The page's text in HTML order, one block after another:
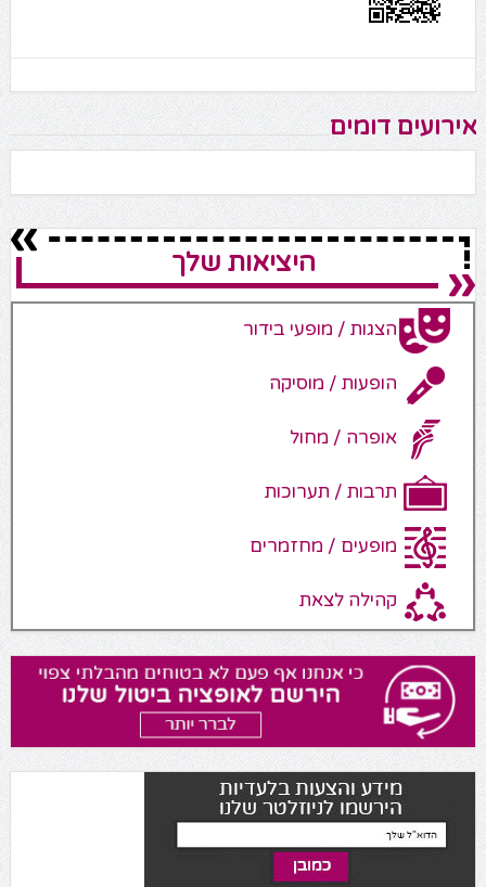
אירועים דומים
היציאות שלך
הצגות / מופעי בידור
הופעות / מוסיקה
אופרה / מחול
תרבות / תערוכות
מופעים / מחזמרים
קהילה לצאת